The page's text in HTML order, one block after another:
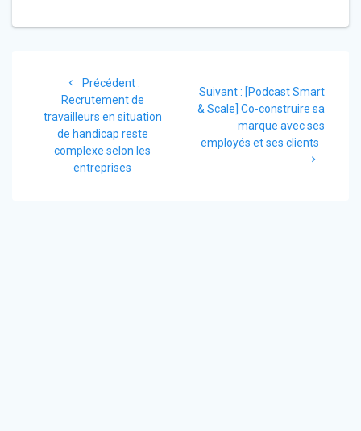
l’article
Précédent :Article
précédent
:
Recrutement de
travailleurs en situation
de handicap reste
complexe selon les
entreprises
Suivant : Article
suivant
:
[Podcast Smart
& Scale] Co-construire sa
marque avec ses
employés et ses clients